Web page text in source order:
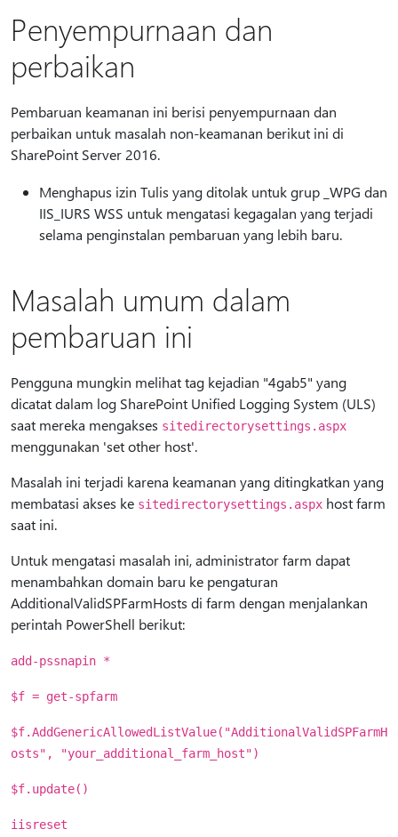
Penyempurnaan dan
perbaikan
Pembaruan keamanan ini berisi penyempurnaan dan
perbaikan untuk masalah non-keamanan berikut ini di
SharePoint Server 2016.
Menghapus izin Tulis yang ditolak untuk grup _WPG dan
IIS_IURS WSS untuk mengatasi kegagalan yang terjadi
selama penginstalan pembaruan yang lebih baru.
Masalah umum dalam
pembaruan ini
Pengguna mungkin melihat tag kejadian "4gab5" yang
dicatat dalam log SharePoint Unified Logging System (ULS)
saat mereka mengakses sitedirectorysettings.aspx
menggunakan 'set other host'.
Masalah ini terjadi karena keamanan yang ditingkatkan yang
membatasi akses ke sitedirectorysettings.aspx host farm
saat ini.
Untuk mengatasi masalah ini, administrator farm dapat
menambahkan domain baru ke pengaturan
AdditionalValidSPFarmHosts di farm dengan menjalankan
perintah PowerShell berikut:
add-pssnapin *
$f = get-spfarm
$f.AddGenericAllowedListValue("AdditionalValidSPFarmH
osts", "your_additional_farm_host")
$f.update()
iisreset